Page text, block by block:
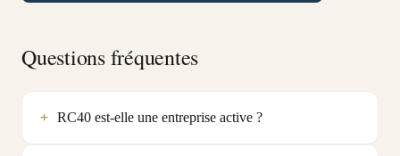
Questions fréquentes
RC40 est-elle une entreprise active ?